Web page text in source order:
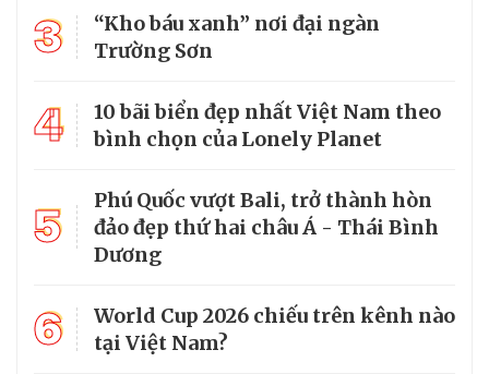
3
“Kho báu xanh” nơi đại ngàn
Trường Sơn
4
10 bãi biển đẹp nhất Việt Nam theo
bình chọn của Lonely Planet
5
Phú Quốc vượt Bali, trở thành hòn
đảo đẹp thứ hai châu Á - Thái Bình
Dương
6
World Cup 2026 chiếu trên kênh nào
tại Việt Nam?